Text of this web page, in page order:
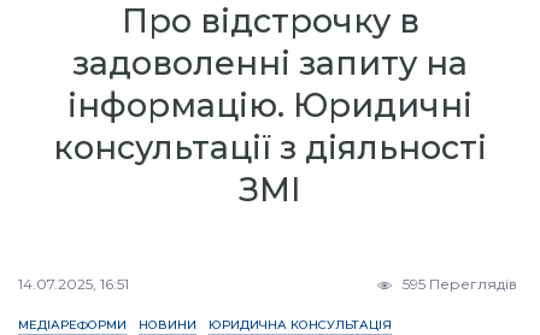
Про відстрочку в
задоволенні запиту на
інформацію. Юридичні
консультації з діяльності
ЗМІ
14.07.2025, 16:51 595 Переглядів
МЕДІАРЕФОРМИ НОВИНИ ЮРИДИЧНА КОНСУЛЬТАЦІЯ